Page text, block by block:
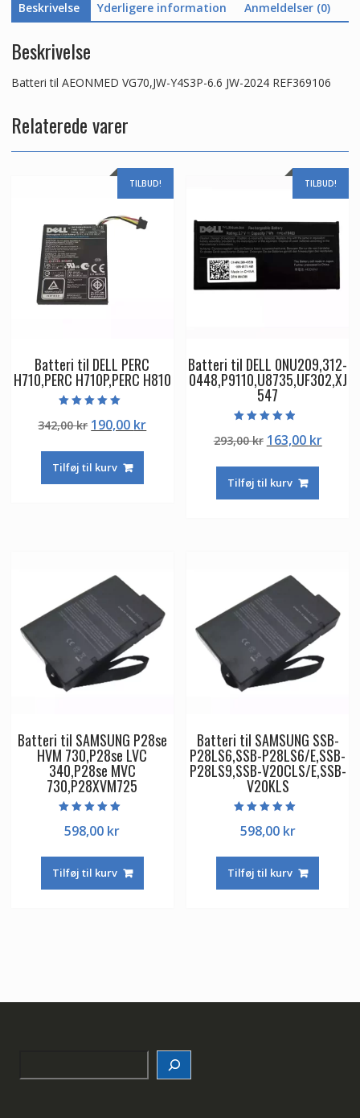
Beskrivelse Yderligere information Anmeldelser (0)
Beskrivelse
Batteri til AEONMED VG70,JW-Y4S3P-6.6 JW-2024 REF369106
Relaterede varer
TILBUD!
Batteri til DELL PERC
H710,PERC H710P,PERC H810
5.00
ud af 5
342,00kr Den
pris
var:
190,00 krDen
Tilføj til kurv
TILBUD!
Batteri til DELL 0NU209,312-
0448,P9110,U8735,UF302,XJ
547
4.50
ud af 5
293,00kr Den
pris
var:
163,00 krDen
Tilføj til kurv
Batteri til SAMSUNG P28se
HVM 730,P28se LVC
340,P28se MVC
730,P28XVM725
5.00
ud af 5
598,00 kr
Tilføj til kurv
Batteri til SAMSUNG SSB-
P28LS6,SSB-P28LS6/E,SSB-
P28LS9,SSB-V20CLS/E,SSB-
V20KLS
5.00
ud af 5
598,00 kr
Tilføj til kurv